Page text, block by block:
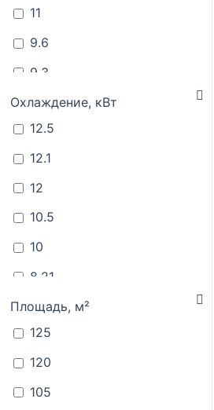
11
9.6
9.3
9
8.79
8.21
8.6
8.5
8.2
8
7.6
7.1
7.05
6.45
Охлаждение, кВт
12.5
12.1
12
10.5
10
8.21
8.5
8
7.91
7.9
Площадь, м²
125
120
105